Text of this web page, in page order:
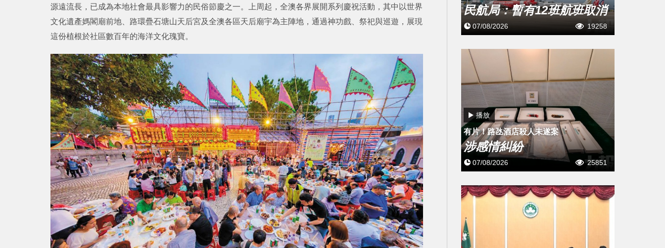
源遠流長，已成為本地社會最具影響力的民俗節慶之一。上周起，全澳各界展開系列慶祝活動，其中以世界
文化遺產媽閣廟前地、路環疊石塘山天后宮及全澳各區天后廟宇為主陣地，通過神功戲、祭祀與巡遊，展現
這份植根於社區數百年的海洋文化瑰寶。
民航局：暫有12班航班取消
07/08/2026 19258
播放
有片！路氹酒店殺人未遂案
涉感情糾紛
07/08/2026 25851